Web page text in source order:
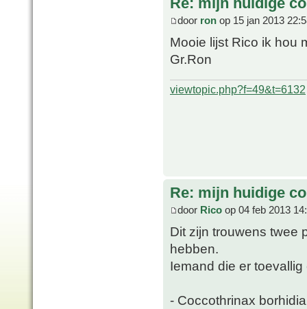
door ron op 15 jan 2013
Mooie lijst Rico ik hou
Gr.Ron
viewtopic.php?f=49&t=6132
Re: mijn huidige
door Rico op 04 feb 2013
Dit zijn trouwens twee
hebben.
Iemand die er
- Coccothrinax